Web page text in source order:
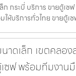
ก กระบี่ บริการ ขายตู้เ
ห้บริการทั่วไทย ขายตู้เ
าดเล็ก เขตคลอ
ซฟ พร้อมทีมงาน